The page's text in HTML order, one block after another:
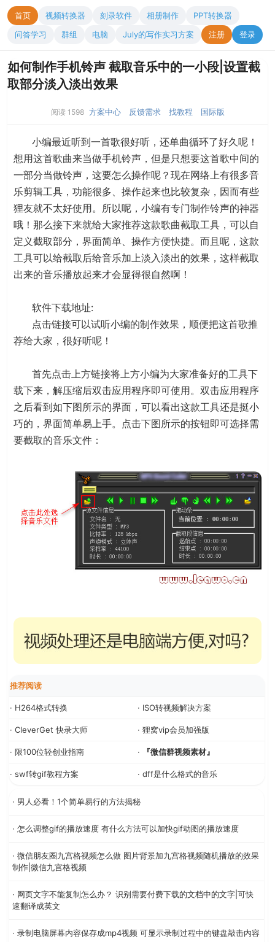
首页 视频转换器 刻录软件 相册制作
PPT转换器
问答学习
群组 电脑 July的写作实习方案 注册 登录
如何制作手机铃声 截取音乐中的一小段|设置截
取部分淡入淡出效果
阅读 1598 方案中心 反馈需求 找教程 国际版
小编最近听到一首歌很好听，还单曲循环了好久呢！
想用这首歌曲来当做手机铃声，但是只想要这首歌中间的
一部分当做铃声，这要怎么操作呢？现在网络上有很多音
乐剪辑工具，功能很多、操作起来也比较复杂，因而有些
狸友就不太好使用。所以呢，小编有专门制作铃声的神器
哦！那么接下来就给大家推荐这款歌曲截取工具，可以自
定义截取部分，界面简单、操作方便快捷。而且呢，这款
工具可以给截取后给音乐加上淡入淡出的效果，这样截取
出来的音乐播放起来才会显得很自然啊！
软件下载地址:
点击链接可以试听小编的制作效果，顺便把这首歌推
荐给大家，很好听呢！
首先点击上方链接将上方小编为大家准备好的工具下
载下来，解压缩后双击应用程序即可使用。双击应用程序
之后看到如下图所示的界面，可以看出这款工具还是挺小
巧的，界面简单易上手。点击下图所示的按钮即可选择需
要截取的音乐文件：
推荐阅读
· H264格式转换 · ISO转视频解决方案
· CleverGet 快录大师 · 狸窝vip会员加强版
· 限100位轻创业指南 · 『微信群视频素材』
· swf转gif教程方案 · dff是什么格式的音乐
· 男人必看！1个简单易行的方法揭秘
· 怎么调整gif的播放速度 有什么方法可以加快gif动图的播放速度
· 微信朋友圈九宫格视频怎么做 图片背景加九宫格视频随机播放的效果
制作|微信九宫格视频
· 网页文字不能复制怎么办？ 识别需要付费下载的文档中的文字|可快
速翻译成英文
· 录制电脑屏幕内容保存成mp4视频 可显示录制过程中的键盘敲击内容